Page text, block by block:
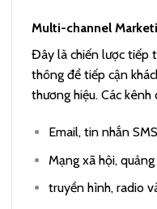
Multi-channel
Đây là chiến lược tiếp
thông để tiếp cận
thương hiệu. Các
Email, tin nhắn
Mạng xã hội,
truyền hình, radio